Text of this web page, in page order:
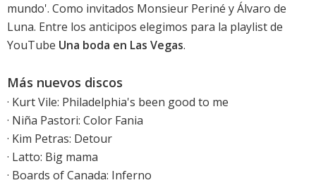
mundo'. Como invitados Monsieur Periné y Álvaro de
Luna. Entre los anticipos elegimos para la playlist de
YouTube Una boda en Las Vegas.
Más nuevos discos
· Kurt Vile: Philadelphia's been good to me
· Niña Pastori: Color Fania
· Kim Petras: Detour
· Latto: Big mama
· Boards of Canada: Inferno